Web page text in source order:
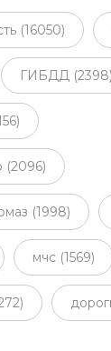
(16050)
ГИБДД (2398)
(2096)
(1998)
мчс (1569)